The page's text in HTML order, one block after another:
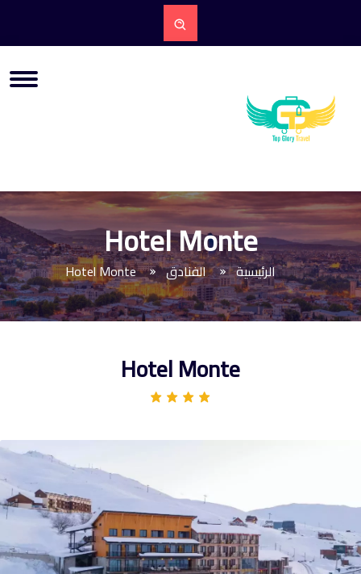
Hotel Monte
الرئيسية الفنادق Hotel Monte
Hotel Monte